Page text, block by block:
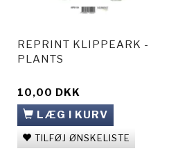
REPRINT KLIPPEARK -
PLANTS
10,00 DKK
LÆG I KURV
TILFØJ ØNSKELISTE